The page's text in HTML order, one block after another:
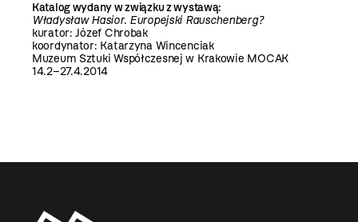
Katalog wydany w związku z wystawą:
Władysław Hasior. Europejski Rauschenberg?
kurator: Józef Chrobak
koordynator: Katarzyna Wincenciak
Muzeum Sztuki Współczesnej w Krakowie MOCAK
14.2–27.4.2014